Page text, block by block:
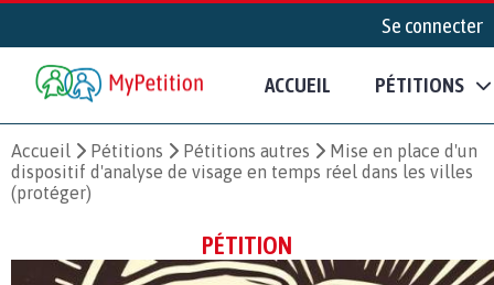
Se connecter
ACCUEIL PÉTITIONS
Accueil Pétitions Pétitions autres
Mise en place d'un
dispositif d'analyse de visage en temps réel dans les villes
(protéger)
PÉTITION